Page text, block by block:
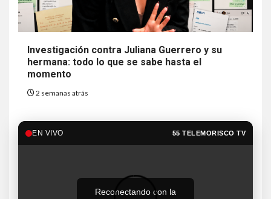
Investigación contra Juliana Guerrero y su
hermana: todo lo que se sabe hasta el
momento
2 semanas atrás
EN VIVO 55 TELEMORISCO TV
Reconectando con la